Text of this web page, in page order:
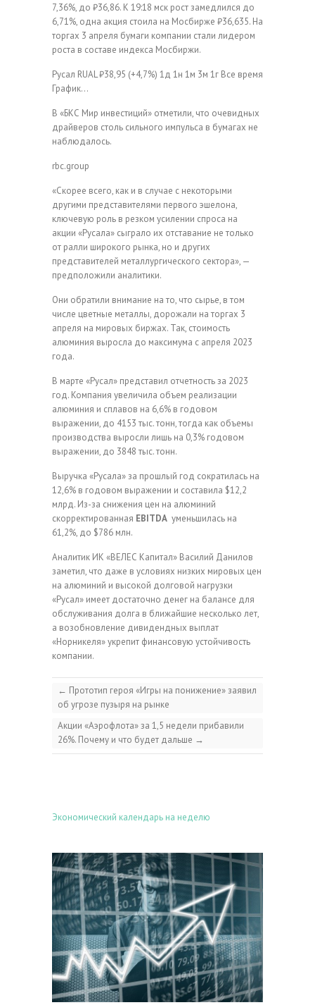
7,36%, до ₽36,86. К 19:18 мск рост замедлился до
6,71%, одна акция стоила на Мосбирже ₽36,635. На
торгах 3 апреля бумаги компании стали лидером
роста в составе индекса Мосбиржи.
Русал RUAL₽38,95 (+4,7%) 1д 1н 1м 3м 1г Все время
График…
В «БКС Мир инвестиций» отметили, что очевидных
драйверов столь сильного импульса в бумагах не
наблюдалось.
rbc.group
«Скорее всего, как и в случае с некоторыми
другими представителями первого эшелона,
ключевую роль в резком усилении спроса на
акции «Русала» сыграло их отставание не только
от ралли широкого рынка, но и других
представителей металлургического сектора», —
предположили аналитики.
Они обратили внимание на то, что сырье, в том
числе цветные металлы, дорожали на торгах 3
апреля на мировых биржах. Так, стоимость
алюминия выросла до максимума с апреля 2023
года.
В марте «Русал» представил отчетность за 2023
год. Компания увеличила объем реализации
алюминия и сплавов на 6,6% в годовом
выражении, до 4153 тыс. тонн, тогда как объемы
производства выросли лишь на 0,3% годовом
выражении, до 3848 тыс. тонн.
Выручка «Русала» за прошлый год сократилась на
12,6% в годовом выражении и составила $12,2
млрд. Из-за снижения цен на алюминий
скорректированная EBITDA уменьшилась на
61,2%, до $786 млн.
Аналитик ИК «ВЕЛЕС Капитал» Василий Данилов
заметил, что даже в условиях низких мировых цен
на алюминий и высокой долговой нагрузки
«Русал» имеет достаточно денег на балансе для
обслуживания долга в ближайшие несколько лет,
а возобновление дивидендных выплат
«Норникеля» укрепит финансовую устойчивость
компании.
← Прототип героя «Игры на понижение» заявил
об угрозе пузыря на рынке
Акции «Аэрофлота» за 1,5 недели прибавили
26%. Почему и что будет дальше →
Экономический календарь на неделю